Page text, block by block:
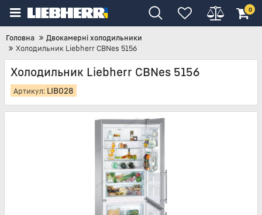
0
Головна
Двокамерні холодильники
Холодильник Liebherr CBNes 5156
Холодильник Liebherr CBNes 5156
Артикул: LIB028